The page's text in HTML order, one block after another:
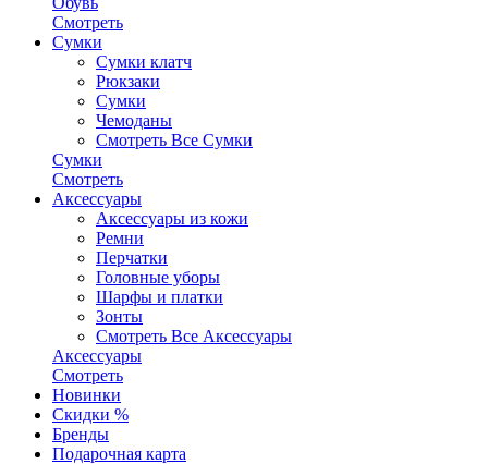
Смотреть
Сумки
Сумки клатч
Рюкзаки
Сумки
Чемоданы
Смотреть Все Сумки
Сумки
Смотреть
Аксессуары
Аксессуары из кожи
Ремни
Перчатки
Головные уборы
Шарфы и платки
Зонты
Смотреть Все Аксессуары
Аксессуары
Смотреть
Новинки
Скидки %
Бренды
Подарочная карта